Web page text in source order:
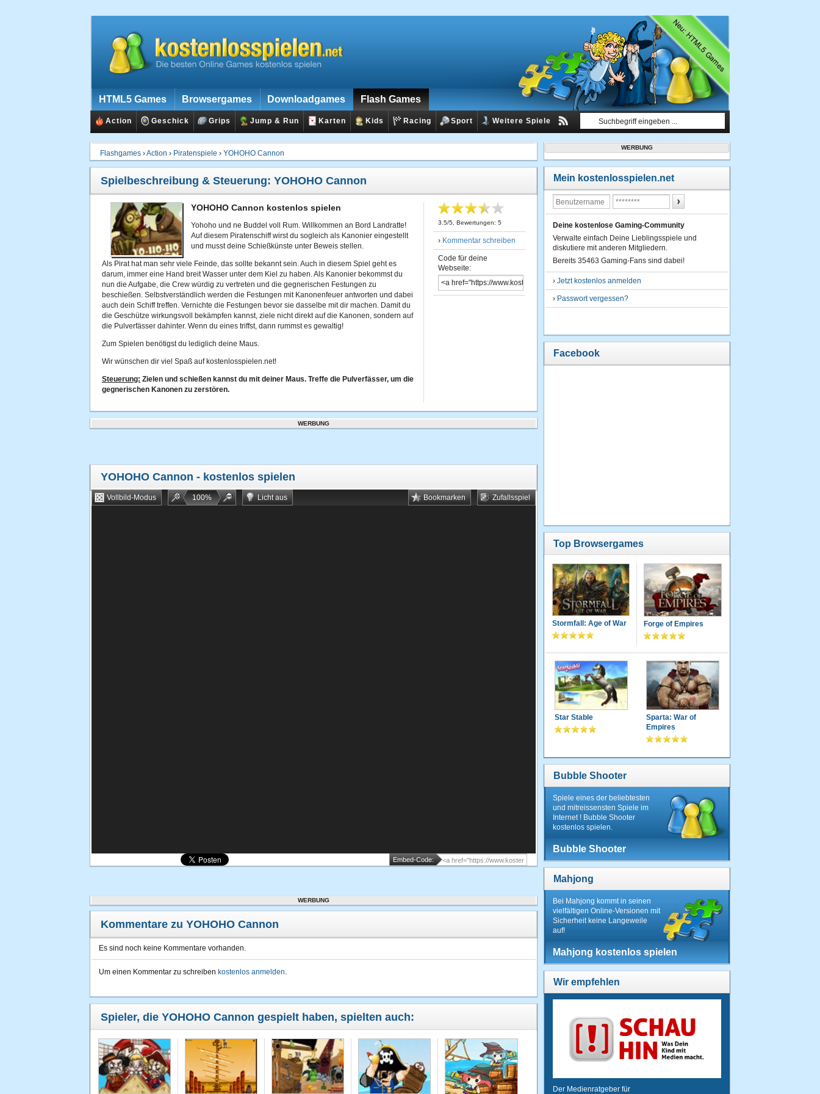
HTML5 Games Browsergames Downloadgames Flash Games
Action Geschick Grips Jump & Run Karten Kids Racing Sport Weitere Spiele
Flashgames ›Action › Piratenspiele › YOHOHO Cannon
Spielbeschreibung & Steuerung: YOHOHO Cannon
YOHOHO Cannon kostenlos spielen
Yohoho und ne Buddel voll Rum. Willkommen an Bord Landratte!
Auf diesem Piratenschiff wirst du sogleich als Kanonier eingestellt
und musst deine Schießkünste unter Beweis stellen.
Als Pirat hat man sehr viele Feinde, das sollte bekannt sein. Auch in diesem Spiel geht es
darum, immer eine Hand breit Wasser unter dem Kiel zu haben. Als Kanonier bekommst du
nun die Aufgabe, die Crew würdig zu vertreten und die gegnerischen Festungen zu
beschießen. Selbstverständlich werden die Festungen mit Kanonenfeuer antworten und dabei
auch dein Schiff treffen. Vernichte die Festungen bevor sie dasselbe mit dir machen. Damit du
die Geschütze wirkungsvoll bekämpfen kannst, ziele nicht direkt auf die Kanonen, sondern auf
die Pulverfässer dahinter. Wenn du eines triffst, dann rummst es gewaltig!
Zum Spielen benötigst du lediglich deine Maus.
Wir wünschen dir viel Spaß auf kostenlosspielen.net!
Steuerung: Zielen und schießen kannst du mit deiner Maus. Treffe die Pulverfässer, um die
gegnerischen Kanonen zu zerstören.
3.5/5 , Bewertungen: 5
› Kommentar schreiben
Code für deine
Webseite:
WERBUNG
YOHOHO Cannon - kostenlos spielen
Vollbild-Modus 100% Licht aus Zufallsspiel
Bookmarken
Embed-Code:
WERBUNG
Kommentare zu YOHOHO Cannon
Es sind noch keine Kommentare vorhanden.
Um einen Kommentar zu schreiben kostenlos anmelden.
Spieler, die YOHOHO Cannon gespielt haben, spielten auch:
WERBUNG
Mein kostenlosspielen.net
Deine kostenlose Gaming-Community
Verwalte einfach Deine Lieblingsspiele und
diskutiere mit anderen Mitgliedern.
Bereits 35463 Gaming-Fans sind dabei!
› Jetzt kostenlos anmelden
› Passwort vergessen?
Facebook
Top Browsergames
Stormfall: Age of War Forge of Empires
Star Stable
Sparta: War of
Empires
Bubble Shooter
Spiele eines der beliebtesten
und mitreissensten Spiele im
Internet ! Bubble Shooter
kostenlos spielen.
Bubble Shooter
Mahjong
Bei Mahjong kommt in seinen
vielfältigen Online-Versionen mit
Sicherheit keine Langeweile
auf!
Mahjong kostenlos spielen
Wir empfehlen
Der Medienratgeber für